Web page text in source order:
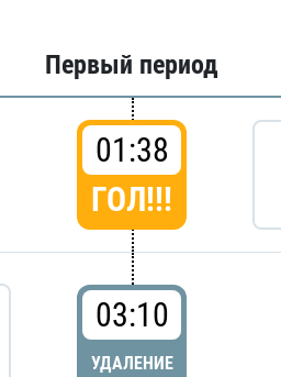
Первый период
01:38
ГОЛ!!!
03:10
УДАЛЕНИЕ